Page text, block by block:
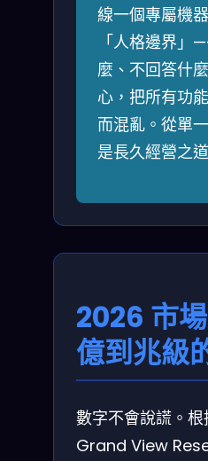
線一個專屬機
「人格邊界
麼、不回答什
心，把所有功
而混亂。從單
是長久經營之
2026 市
億到兆級
數字不會說謊。
Grand View